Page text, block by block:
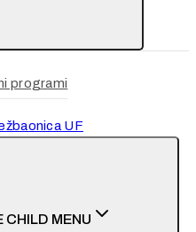
programi
UF
CHILD MENU